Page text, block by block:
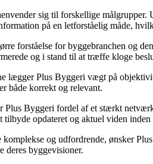
sig til forskellige
på en letforståelig måde,
forståelse for byggebranchen og
og i stand til at træffe kloge
lægger Plus Byggeri vægt på
både korrekt og relevant.
Plus Byggeri fordel af et stærkt
opdateret og aktuel viden
og udfordrende, ønsker
deres byggevisioner.